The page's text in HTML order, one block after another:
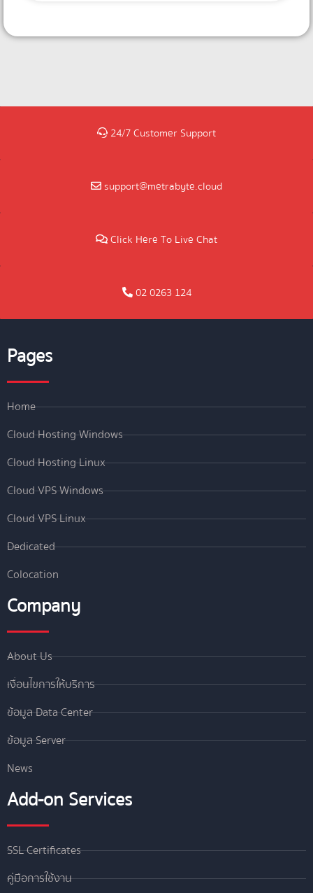
24/7 Customer Support
support@metrabyte.cloud
Click Here To Live Chat
02 0263 124
Pages
Home
Cloud Hosting Windows
Cloud Hosting Linux
Cloud VPS Windows
Cloud VPS Linux
Dedicated
Colocation
Company
About Us
เงื่อนไขการให้บริการ
ข้อมูล Data Center
ข้อมูล Server
News
Add-on Services
SSL Certificates
คู่มือการใช้งาน